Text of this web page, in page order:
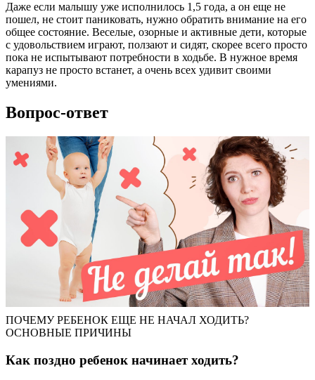
Даже если малышу уже исполнилось 1,5 года, а он еще не
пошел, не стоит паниковать, нужно обратить внимание на его
общее состояние. Веселые, озорные и активные дети, которые
с удовольствием играют, ползают и сидят, скорее всего просто
пока не испытывают потребности в ходьбе. В нужное время
карапуз не просто встанет, а очень всех удивит своими
умениями.
Вопрос-ответ
ПОЧЕМУ РЕБЕНОК ЕЩЕ НЕ НАЧАЛ ХОДИТЬ?
ОСНОВНЫЕ ПРИЧИНЫ
Как поздно ребенок начинает ходить?